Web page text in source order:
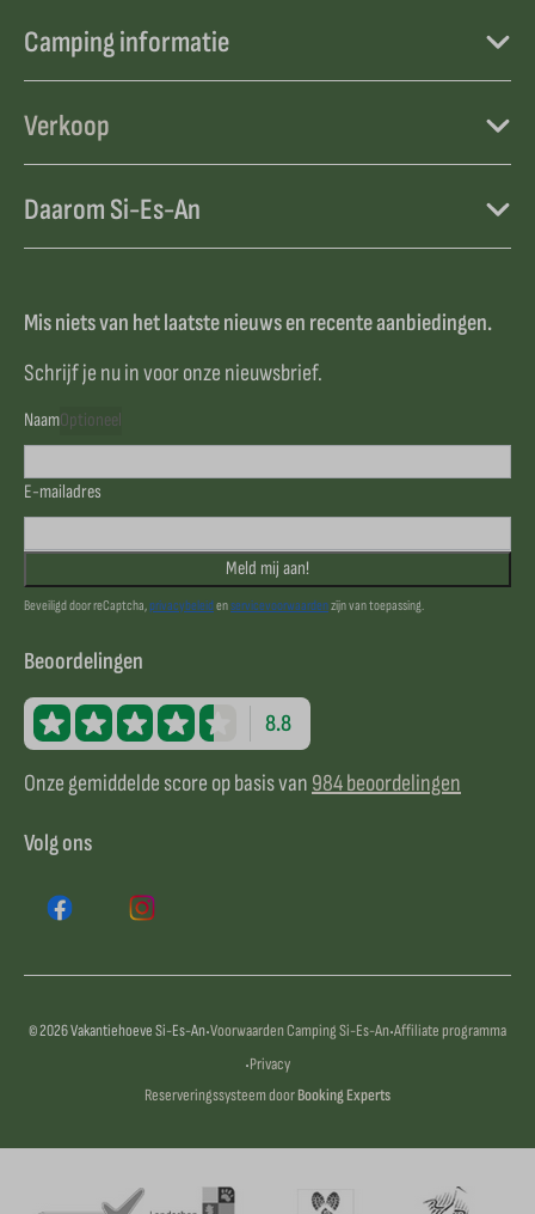
Camping informatie
Verkoop
Daarom Si-Es-An
Mis niets van het laatste nieuws en recente aanbiedingen.
Schrijf je nu in voor onze nieuwsbrief.
NaamOptioneel
E-mailadres
Meld mij aan!
Beveiligd door reCaptcha,privacybeleidenservicevoorwaardenzijn van toepassing.
Beoordelingen
8.8
Onze gemiddelde score op basis van 984 beoordelingen
Volg ons
© 2026 Vakantiehoeve Si-Es-An·Voorwaarden Camping Si-Es-An·Affiliate programma
·Privacy
Reserveringssysteem doorBooking Experts